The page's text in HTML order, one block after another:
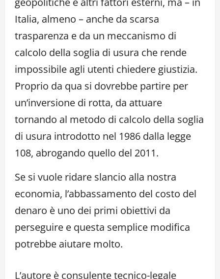
Italia, almeno – anche da scarsa
trasparenza e da un meccanismo di
calcolo della soglia di usura che rende
impossibile agli utenti chiedere giustizia.
Proprio da qua si dovrebbe partire per
un’inversione di rotta, da attuare
tornando al metodo di calcolo della soglia
di usura introdotto nel 1986 dalla legge
108, abrogando quello del 2011.
Se si vuole ridare slancio alla nostra
economia, l’abbassamento del costo del
denaro è uno dei primi obiettivi da
perseguire e questa semplice modifica
potrebbe aiutare molto.
L’autore è consulente tecnico-legale